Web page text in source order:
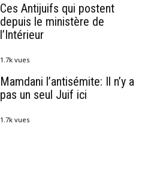
Ces Antijuifs qui postent
depuis le ministère de
l’Intérieur
1.7k vues
Mamdani l’antisémite: Il n’y a
pas un seul Juif ici
1.7k vues